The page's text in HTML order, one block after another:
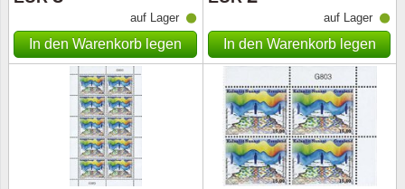
auf Lager
In den Warenkorb legen
auf Lager
In den Warenkorb legen